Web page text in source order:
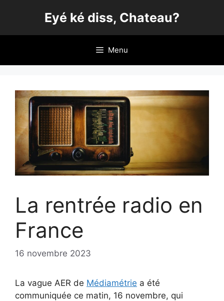
Eyé ké diss, Chateau?
Menu
La rentrée radio en
France
16 novembre 2023
La vague AER de Médiamétrie a été
communiquée ce matin, 16 novembre, qui